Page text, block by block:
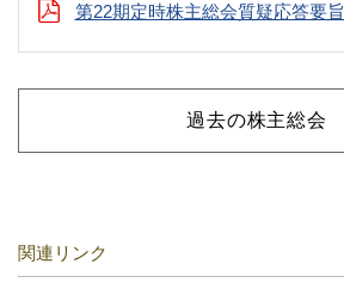
第22期定時株主総会質疑応答要旨
過去の株主総会
関連リンク